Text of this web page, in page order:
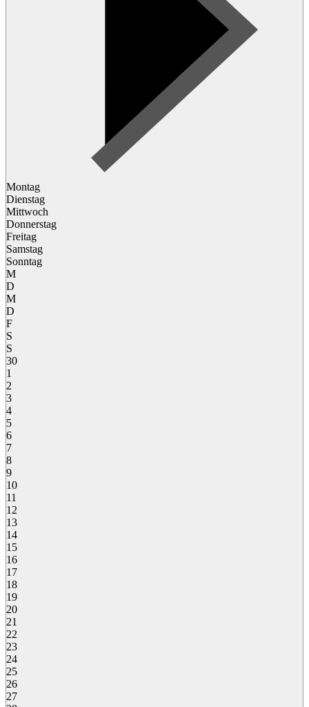
Montag
Dienstag
Mittwoch
Donnerstag
Freitag
Samstag
Sonntag
M
D
M
D
F
S
S
30
1
2
3
4
5
6
7
8
9
10
11
12
13
14
15
16
17
18
19
20
21
22
23
24
25
26
27